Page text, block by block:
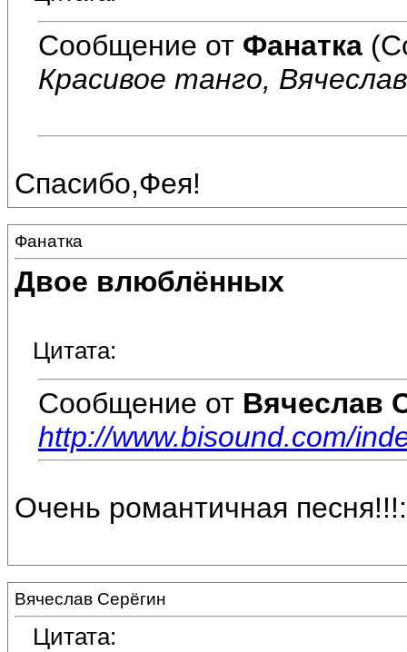
Сообщение от Фанатка
Красивое танго,
Спасибо,Фея!
Фанатка
Двое влюблённых
Цитата:
Сообщение от Вячеслав
http://www.bisound.com/
Очень романтичная
Вячеслав Серёгин
Цитата: